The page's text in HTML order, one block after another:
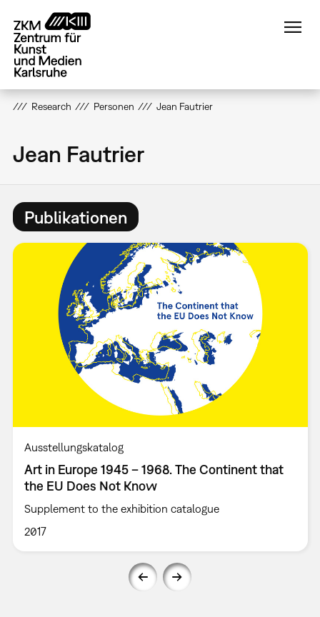
zum
Inhalt
Research Personen Jean Fautrier
Jean Fautrier
Publikationen
Ausstellungskatalog
Art in Europe 1945 – 1968. The Continent that
the EU Does Not Know
Supplement to the exhibition catalogue
2017